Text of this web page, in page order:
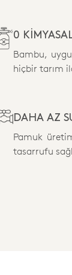
0
Bambu,
hiçbir tarım
DAHA AZ
Pamuk
tasarrufu